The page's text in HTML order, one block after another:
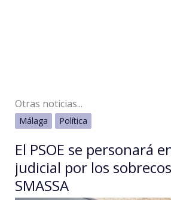
a
los
vecinos
del
entorno
de
Otras noticias...
Málaga Política
El PSOE se personará
judicial por los
SMASSA